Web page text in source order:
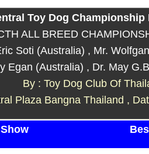
Toy Dog Championship
ALL BREED
Soti (Australia) , Mr.
Egan (Australia) , Dr. May
By : Toy Dog Club Of
Plaza Bangna Thailand ,